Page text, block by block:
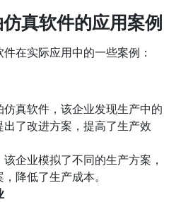
真软件的应用案例
在实际应用中的一些案例：
真软件，该企业发现生产中的
了改进方案，提高了生产效
企业模拟了不同的生产方案，
降低了生产成本。